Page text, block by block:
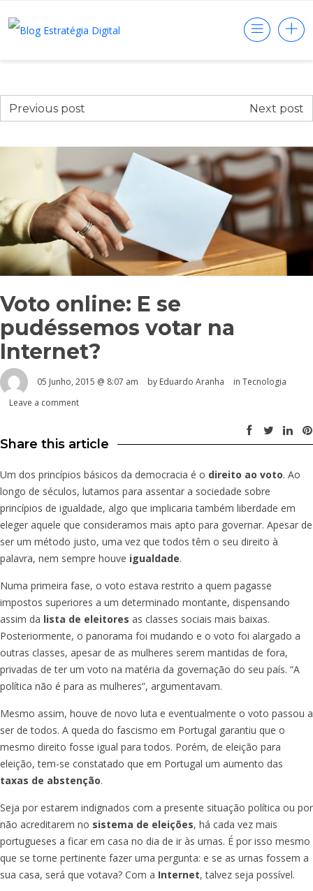
Previous post Next post
Voto online: E se
pudéssemos votar na
Internet?
05 Junho, 2015 @ 8:07 am by Eduardo Aranha in Tecnologia
Leave a comment
Share this article
Um dos princípios básicos da democracia é o direito ao voto. Ao
longo de séculos, lutamos para assentar a sociedade sobre
princípios de igualdade, algo que implicaria também liberdade em
eleger aquele que consideramos mais apto para governar. Apesar de
ser um método justo, uma vez que todos têm o seu direito à
palavra, nem sempre houve igualdade.
Numa primeira fase, o voto estava restrito a quem pagasse
impostos superiores a um determinado montante, dispensando
assim da lista de eleitores as classes sociais mais baixas.
Posteriormente, o panorama foi mudando e o voto foi alargado a
outras classes, apesar de as mulheres serem mantidas de fora,
privadas de ter um voto na matéria da governação do seu país. “A
política não é para as mulheres”, argumentavam.
Mesmo assim, houve de novo luta e eventualmente o voto passou a
ser de todos. A queda do fascismo em Portugal garantiu que o
mesmo direito fosse igual para todos. Porém, de eleição para
eleição, tem-se constatado que em Portugal um aumento das
taxas de abstenção.
Seja por estarem indignados com a presente situação política ou por
não acreditarem no sistema de eleições, há cada vez mais
portugueses a ficar em casa no dia de ir às urnas. É por isso mesmo
que se torne pertinente fazer uma pergunta: e se as urnas fossem a
sua casa, será que votava? Com a Internet, talvez seja possível.